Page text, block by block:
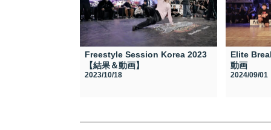
Freestyle Session Korea 2023
【結果＆動画】
2023/10/18
Elite
動画
2024/09/01